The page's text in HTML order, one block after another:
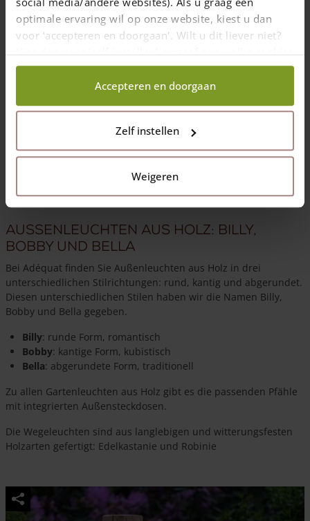
optimale ervaring wil op onze website, kiest u dan
voor ‘accepteren en doorgaan'. Wilt u dit liever niet?
Kies dan voor ‘zelf instellen’ en geef aan welke cookies
wij wel mogen verzamelen.
Accepteren en doorgaan
Zelf instellen
Weigeren
Gartenbeleuchtung aus Holz, mit smarter Steuerung per App
oder klassisch. Holzarten: Edelkstanie / Robinie.
Aussenleuchten aus Holz: Billy,
Bobby und Bella
Bei Adéquat finden Sie Außenleuchten aus Holz in drei
unterschiedlichen Stilrichtungen: rund, kantig und abgerundet.
Diesen unterschiedlichen Stilen haben wir die Namen Billy,
Bobby und Bella gegeben.
Billy: runde Form, romantisch
Bobby: kantige Form, kubistisch
Bella: abgerundete Form, traditionell
Zu allen Gartenleuchten aus Holz gibt es die passenden Pfähle
mit integrierten Außensteckdosen.
Die Wegeleuchten sind aus langlebigen und witterungsfesten
Holzarten gefertigt: Edelkastanie und Robinie